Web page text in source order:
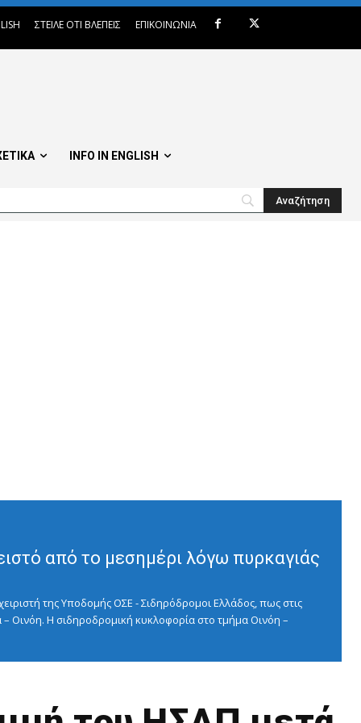
ΣΤΕΙΛΕ ΟΤΙ ΒΛΕΠΕΙΣ ΕΠΙΚΟΙΝΩΝΙΑ
INFO IN ENGLISH
από το μεσημέρι λόγω πυρκαγιάς
της Υποδομής ΟΣΕ - Σιδηρόδρομοι Ελλάδος, πως στις
Οινόη. Η σιδηροδρομική κυκλοφορία στο τμήμα Οινόη –